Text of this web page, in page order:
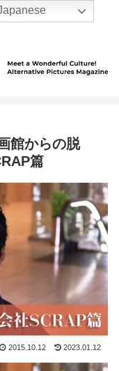
館からの脱
篇
2015.10.12 2023.01.12